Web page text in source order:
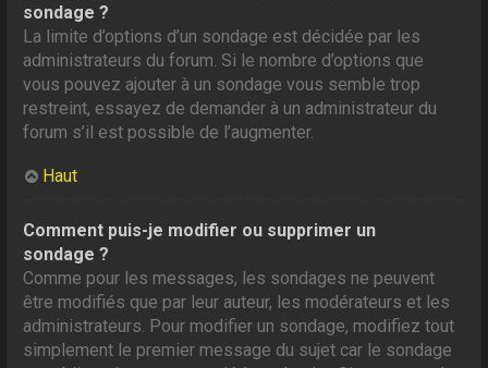
sondage ?
La limite d’options d’un sondage est décidée par les
administrateurs du forum. Si le nombre d’options que
vous pouvez ajouter à un sondage vous semble trop
restreint, essayez de demander à un administrateur du
forum s’il est possible de l’augmenter.
Haut
Comment puis-je modifier ou supprimer un
sondage ?
Comme pour les messages, les sondages ne peuvent
être modifiés que par leur auteur, les modérateurs et les
administrateurs. Pour modifier un sondage, modifiez tout
simplement le premier message du sujet car le sondage